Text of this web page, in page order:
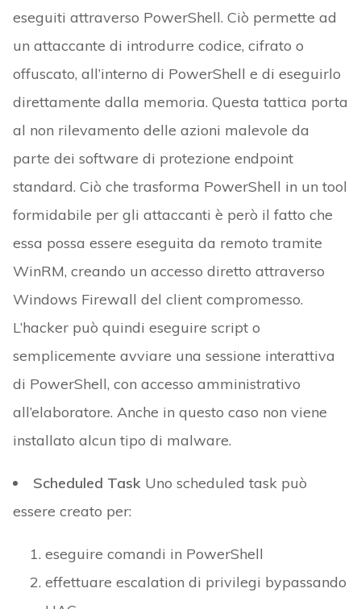
eseguiti attraverso PowerShell. Ciò permette ad
un attaccante di introdurre codice, cifrato o
offuscato, all’interno di PowerShell e di eseguirlo
direttamente dalla memoria. Questa tattica porta
al non rilevamento delle azioni malevole da
parte dei software di protezione endpoint
standard. Ciò che trasforma PowerShell in un tool
formidabile per gli attaccanti è però il fatto che
essa possa essere eseguita da remoto tramite
WinRM, creando un accesso diretto attraverso
Windows Firewall del client compromesso.
L’hacker può quindi eseguire script o
semplicemente avviare una sessione interattiva
di PowerShell, con accesso amministrativo
all’elaboratore. Anche in questo caso non viene
installato alcun tipo di malware.
Scheduled Task Uno scheduled task può
essere creato per:
eseguire comandi in PowerShell
effettuare escalation di privilegi bypassando